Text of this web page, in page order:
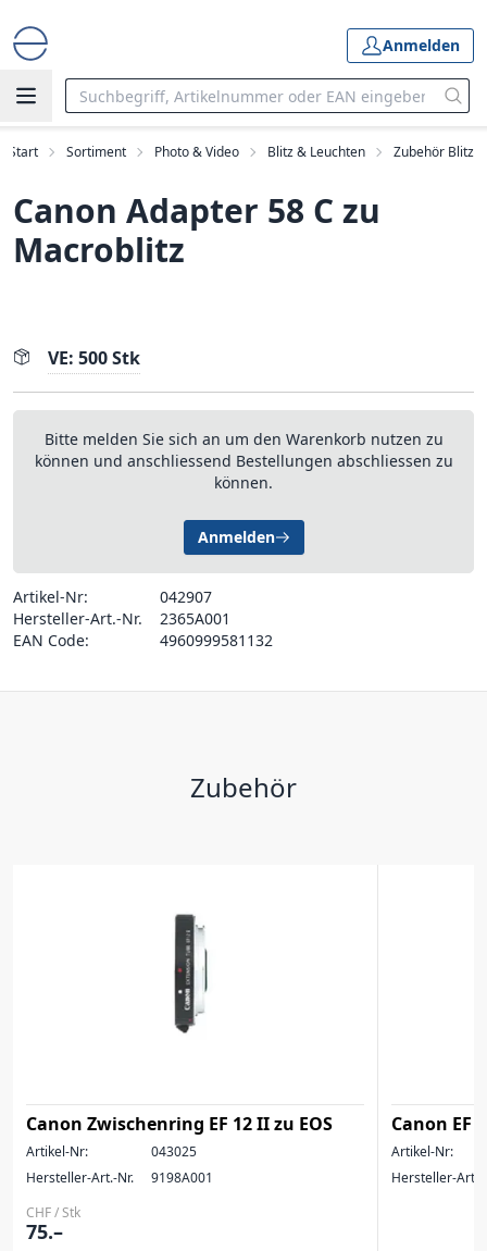
Anmelden
Start Sortiment Photo & Video Blitz & Leuchten Zubehör Blitz
Canon Adapter 58 C zu
Macroblitz
VE: 500 Stk
Bitte melden Sie sich an um den Warenkorb nutzen zu
können und anschliessend Bestellungen abschliessen zu
können.
Anmelden
Artikel-Nr:
042907
Hersteller-Art.-Nr.
2365A001
EAN Code:
4960999581132
Zubehör
Canon Zwischenring EF 12 II zu EOS
Artikel-Nr:
043025
Hersteller-Art.-Nr.
9198A001
CHF / Stk
75.–
Canon EF
Artikel-Nr:
Hersteller-Art.-